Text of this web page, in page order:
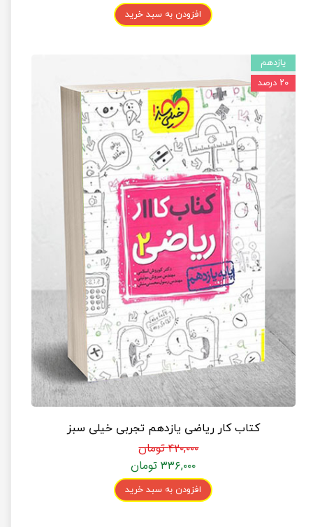
افزودن به سبد خرید
کتاب کار ریاضی یازدهم تجربی خیلی سبز
۴۲۰,۰۰۰ تومان
۳۳۶,۰۰۰ تومان
افزودن به سبد خرید
یازدهم
۲۰ درصد